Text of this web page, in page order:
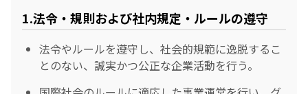
1.法令・規則および社内規定・ルールの遵守
法令やルールを遵守し、社会的規範に逸脱するこ
とのない、誠実かつ公正な企業活動を行う。